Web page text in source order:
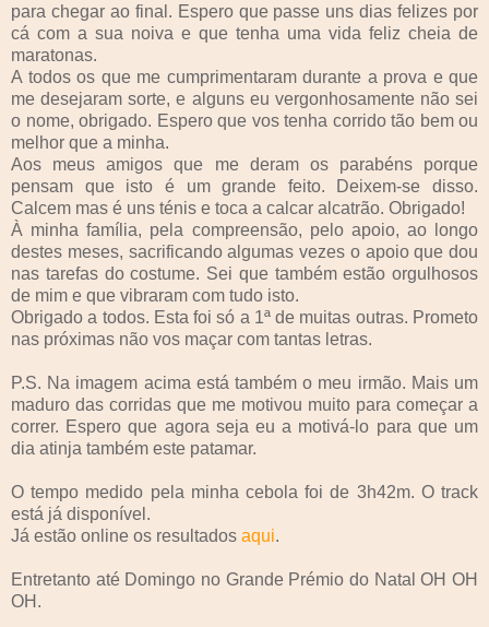
para chegar ao final. Espero que passe uns dias felizes por
cá com a sua noiva e que tenha uma vida feliz cheia de
maratonas.
A todos os que me cumprimentaram durante a prova e que
me desejaram sorte, e alguns eu vergonhosamente não sei
o nome, obrigado. Espero que vos tenha corrido tão bem ou
melhor que a minha.
Aos meus amigos que me deram os parabéns porque
pensam que isto é um grande feito. Deixem-se disso.
Calcem mas é uns ténis e toca a calcar alcatrão. Obrigado!
À minha família, pela compreensão, pelo apoio, ao longo
destes meses, sacrificando algumas vezes o apoio que dou
nas tarefas do costume. Sei que também estão orgulhosos
de mim e que vibraram com tudo isto.
Obrigado a todos. Esta foi só a 1ª de muitas outras. Prometo
nas próximas não vos maçar com tantas letras.
P.S. Na imagem acima está também o meu irmão. Mais um
maduro das corridas que me motivou muito para começar a
correr. Espero que agora seja eu a motivá-lo para que um
dia atinja também este patamar.
O tempo medido pela minha cebola foi de 3h42m. O track
está já disponível.
Já estão online os resultados aqui.
Entretanto até Domingo no Grande Prémio do Natal OH OH
OH.